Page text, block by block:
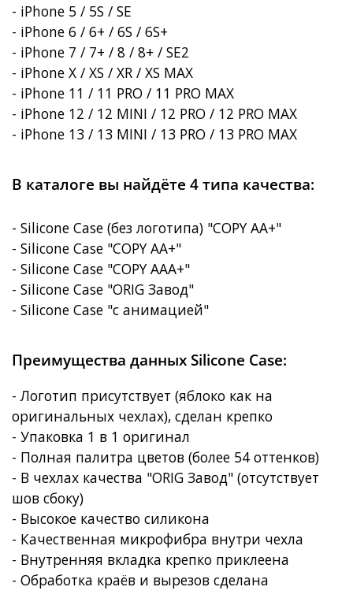
- iPhone 5 / 5S / SE
- iPhone 6 / 6+ / 6S / 6S+
- iPhone 7 / 7+ / 8 / 8+ / SE2
- iPhone X / XS / XR / XS MAX
- iPhone 11 / 11 PRO / 11 PRO MAX
- iPhone 12 / 12 MINI / 12 PRO / 12 PRO MAX
- iPhone 13 / 13 MINI / 13 PRO / 13 PRO MAX
В каталоге вы найдёте 4 типа качества:
- Silicone Case (без логотипа) "COPY AA+"
- Silicone Case "COPY AA+"
- Silicone Case "COPY AAA+"
- Silicone Case "ORIG Завод"
- Silicone Case "с анимацией"
Преимущества данных Silicone Case:
- Логотип присутствует (яблоко как на
оригинальных чехлах), сделан крепко
- Упаковка 1 в 1 оригинал
- Полная палитра цветов (более 54 оттенков)
- В чехлах качества "ORIG Завод" (отсутствует
шов сбоку)
- Высокое качество силикона
- Качественная микрофибра внутри чехла
- Внутренняя вкладка крепко приклеена
- Обработка краёв и вырезов сделана